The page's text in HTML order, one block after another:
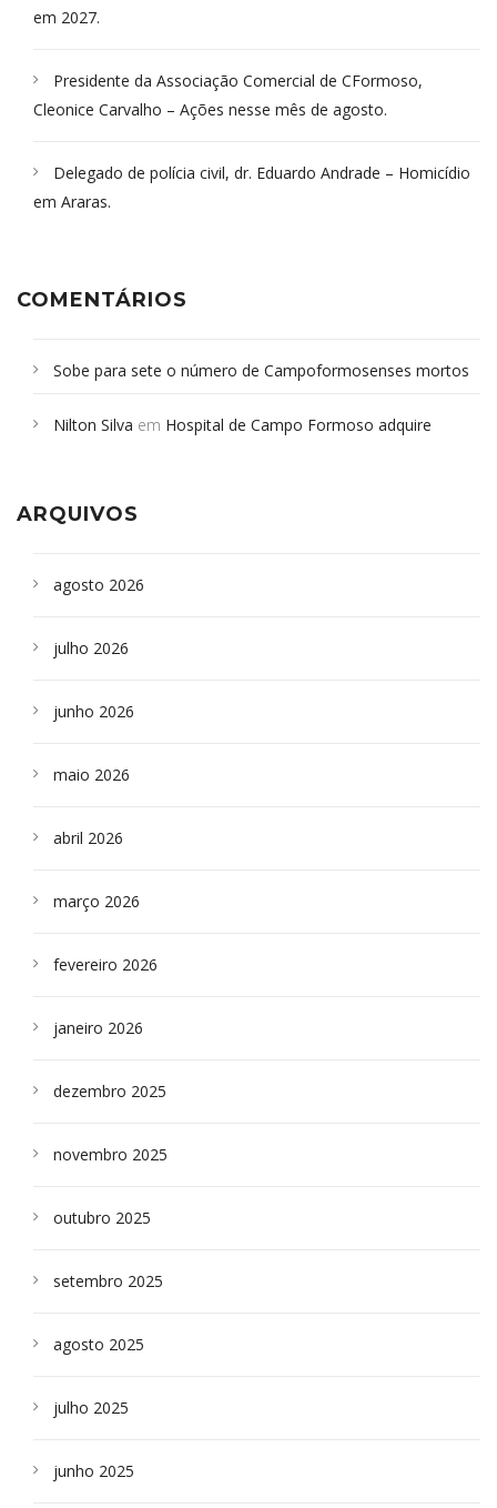
em 2027.
Presidente da Associação Comercial de CFormoso,
Cleonice Carvalho – Ações nesse mês de agosto.
Delegado de polícia civil, dr. Eduardo Andrade – Homicídio
em Araras.
COMENTÁRIOS
Sobe para sete o número de Campoformosenses mortos
Campoformosenses que morreram em desabamentos são
Nilton Silva em Hospital de Campo Formoso adquire
ARQUIVOS
agosto 2026
julho 2026
junho 2026
maio 2026
abril 2026
março 2026
fevereiro 2026
janeiro 2026
dezembro 2025
novembro 2025
outubro 2025
setembro 2025
agosto 2025
julho 2025
junho 2025